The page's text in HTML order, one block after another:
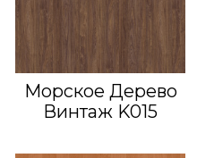
Морское Дерево
Винтаж K015